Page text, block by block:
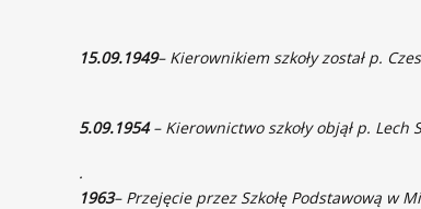
15.09.1949– Kierownikiem szkoły został p.
5.09.1954– Kierownictwo szkoły objął p. Lech
.
1963– Przejęcie przez Szkołę Podstawową w